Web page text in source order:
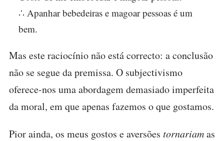
∴ Apanhar bebedeiras e magoar pessoas é um
bem.
Mas este raciocínio não está correcto: a conclusão
não se segue da premissa. O subjectivismo
oferece-nos uma abordagem demasiado imperfeita
da moral, em que apenas fazemos o que gostamos.
Pior ainda, os meus gostos e aversões tornariamas